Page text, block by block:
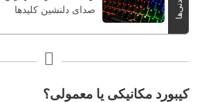
صدای دلنشین کلیدها
کیبو‌ر‌د مکانیکی یا معمولی؟